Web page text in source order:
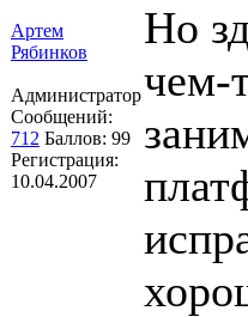
Артем
Рябинков
Администратор
Сообщений:
712 Баллов: 99
Регистрация:
10.04.2007
Но
чем-